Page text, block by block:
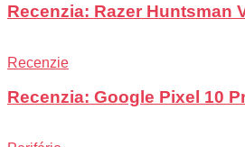
Recenzia: Razer Huntsman
Recenzie
Recenzia: Google Pixel 10